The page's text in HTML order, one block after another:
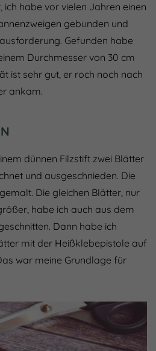
habe vor vielen Jahren einen
gebunden und
Gefunden habe
Durchmesser von 30 cm
ist sehr gut, er roch noch nach
ankam.
dünnen Filzstift zwei Blätter
und ausgeschnieden. Die
Die gleichen Blätter, nur
habe ich auch aus dem
Dann habe ich
mit der Heißklebepistole auf
war meine Grundlage für